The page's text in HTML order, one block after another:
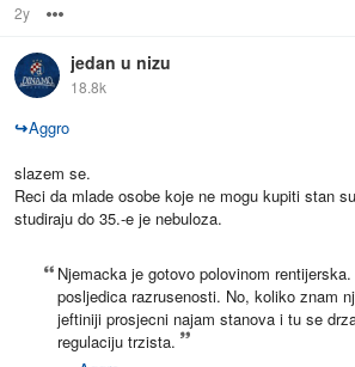
2y
jedan u nizu
18.8k
↪Aggro
slazem se.
Reci da mlade osobe koje ne mogu kupiti stan
studiraju do 35.-e je nebuloza.
Njemacka je gotovo polovinom
posljedica razrusenosti. No, koliko znam
jeftiniji prosjecni najam stanova i tu se
regulaciju trzista.